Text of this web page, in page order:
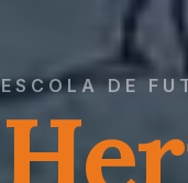
ESCOLA DE